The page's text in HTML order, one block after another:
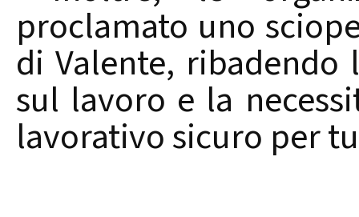
proclamato uno
di Valente, ribadendo
sul lavoro e la
lavorativo sicuro per